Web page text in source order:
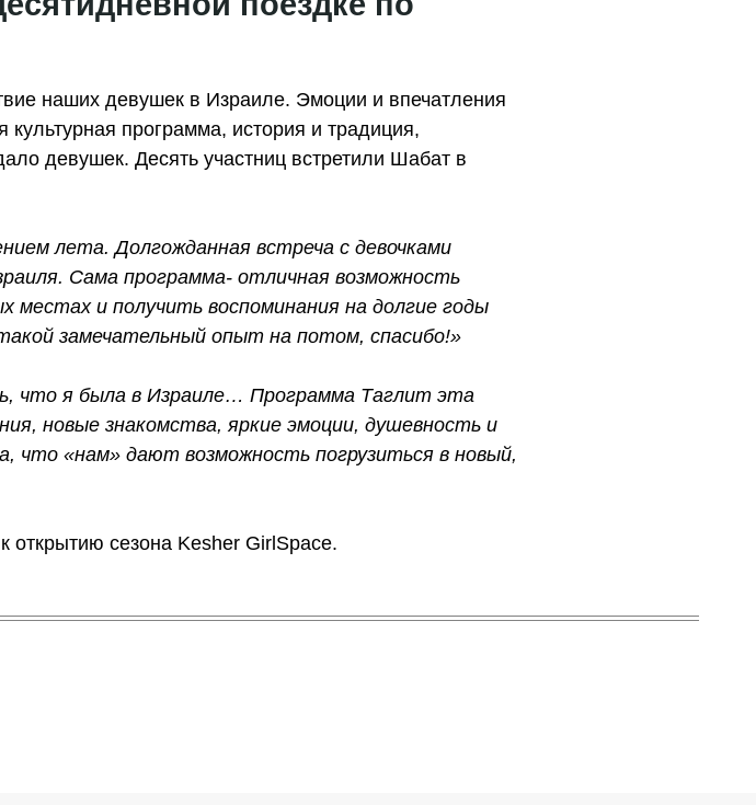
наших девушек в Израиле. Эмоции и впечатления
программа, история и традиция,
девушек. Десять участниц встретили Шабат в
лета. Долгожданная встреча с девочками
Сама программа- отличная возможность
местах и получить воспоминания на долгие годы
замечательный опыт на потом, спасибо!»
что я была в Израиле… Программа Таглит эта
новые знакомства, яркие эмоции, душевность и
что «нам» дают возможность погрузиться в новый,
открытию сезона Kesher GirlSpace.